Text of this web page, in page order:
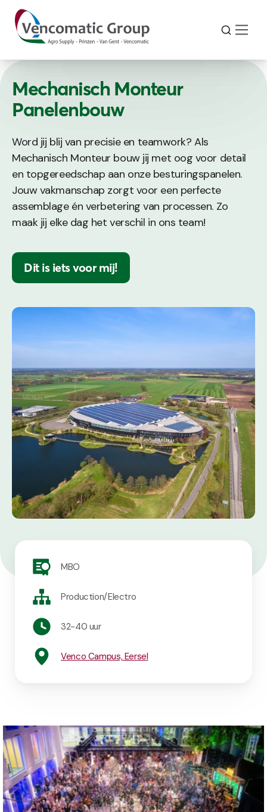
Mechanisch Monteur
Panelenbouw
Word jij blij van precisie en teamwork? Als
Mechanisch Monteur bouw jij met oog voor detail
en topgereedschap aan onze besturingspanelen.
Jouw vakmanschap zorgt voor een perfecte
assemblage én verbetering van processen. Zo
maak jij elke dag het verschil in ons team!
Dit is iets voor mij!
MBO
Production/Electro
32-40 uur
Venco Campus, Eersel